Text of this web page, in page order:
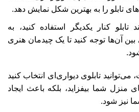
تابلو را به بهترین شکل نمایش دهد.
تابلو کنار یکدیگر استفاده کنید، به
آن‌ها توجه کنید تا یک چیدمان هنری
می‌توانید تابلوی دیواری‌ای انتخاب کنید
منزل شما بیفزاید، بلکه باعث ایجاد
نیز شود.